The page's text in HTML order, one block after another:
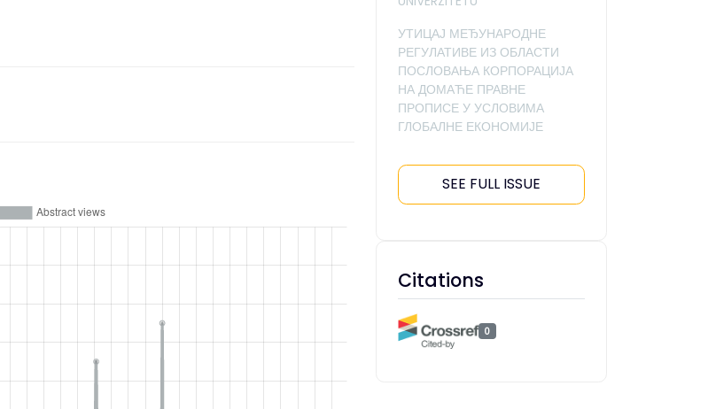
УТИЦАЈ МЕЂУНАРОДНЕ
РЕГУЛАТИВЕ ИЗ ОБЛАСТИ
ПОСЛОВАЊА КОРПОРАЦИЈА
НА ДОМАЋЕ ПРАВНЕ
ПРОПИСЕ У УСЛОВИМА
ГЛОБАЛНЕ ЕКОНОМИЈЕ
SEE FULL ISSUE
Citations
0